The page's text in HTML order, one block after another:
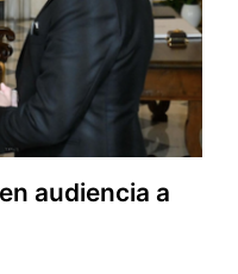
audiencia a